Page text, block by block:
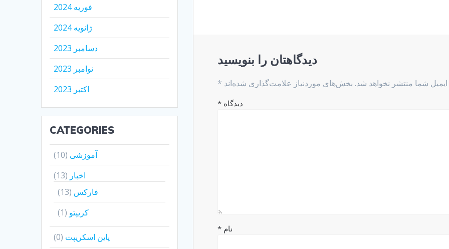
دیدگاهتان را بنویسید
شما منتشر نخواهد شد. بخش‌های موردنیاز علامت‌گذاری شده‌اند *
دیدگاه*
نام*
فوریه 2024
ژانویه 2024
دسامبر 2023
نوامبر 2023
اکتبر 2023
CATEGORIES
آموزشی (10)
اخبار (13)
فارکس (13)
کریپتو (1)
پاین اسکریپت (0)